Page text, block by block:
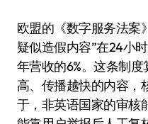
欧盟的《数字服务法案
疑似造假内容”在24小
年营收的6%。这条制
高、传播越快的内容，
于，非英语国家的审核